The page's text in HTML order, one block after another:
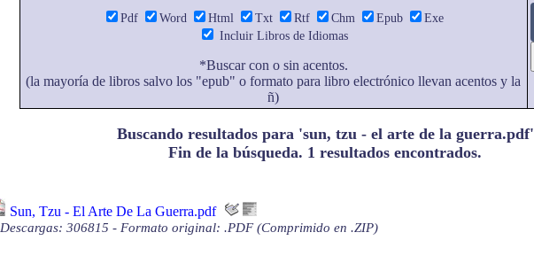
Pdf Word Html Txt Rtf Chm Epub
Exe
Incluir Libros de Idiomas
*Buscar con o sin acentos.
(la mayoría de libros salvo los "epub" o formato para libro electrónico llevan acentos y la
ñ)
Buscando resultados para 'sun, tzu - el arte de la guerra.pdf'
Fin de la búsqueda. 1 resultados encontrados.
Sun, Tzu - El Arte De La Guerra.pdf
Descargas: 306815 - Formato original: .PDF (Comprimido en .ZIP)